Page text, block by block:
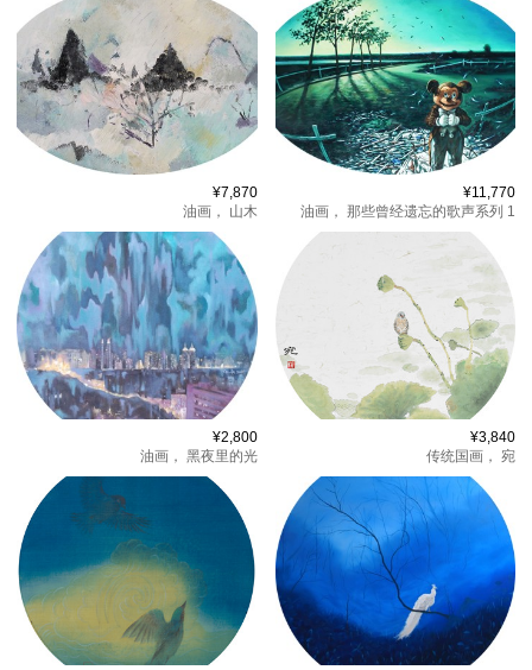
¥7,870
油画，
山木
¥11,770
油画， 那些曾经遗忘的歌声系列 1
¥2,800
油画， 黑夜里的光
¥3,840
传统国画， 宛